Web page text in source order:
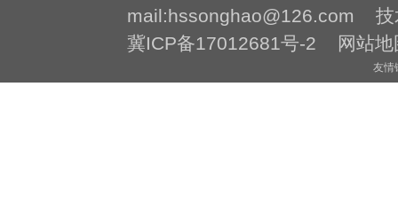
mail:hssonghao@126.com 技
冀ICP备17012681号-2
网站
友情